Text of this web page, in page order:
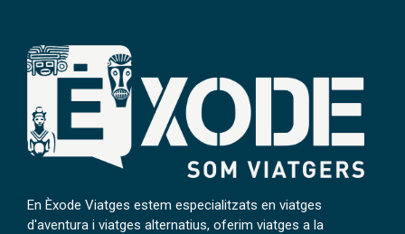
En Èxode Viatges estem especialitzats en viatges
d'aventura i viatges alternatius, oferim viatges a la